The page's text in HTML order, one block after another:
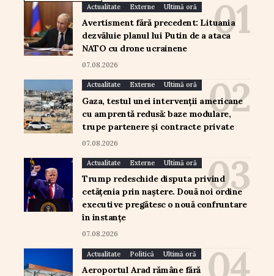
Actualitate Externe Ultimă oră
Avertisment fără precedent: Lituania
dezvăluie planul lui Putin de a ataca
NATO cu drone ucrainene
07.08.2026
Actualitate Externe Ultimă oră
Gaza, testul unei intervenții americane
cu amprentă redusă: baze modulare,
trupe partenere și contracte private
07.08.2026
Actualitate Externe Ultimă oră
Trump redeschide disputa privind
cetățenia prin naștere. Două noi ordine
executive pregătesc o nouă confruntare
în instanțe
07.08.2026
Actualitate Politică Ultimă oră
Aeroportul Arad rămâne fără